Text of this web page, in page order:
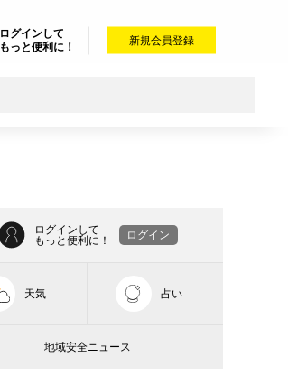
ログインして
もっと便利に！
新規会員登録
ログインして
もっと便利に！
ログイン
天気 占い
地域安全ニュース